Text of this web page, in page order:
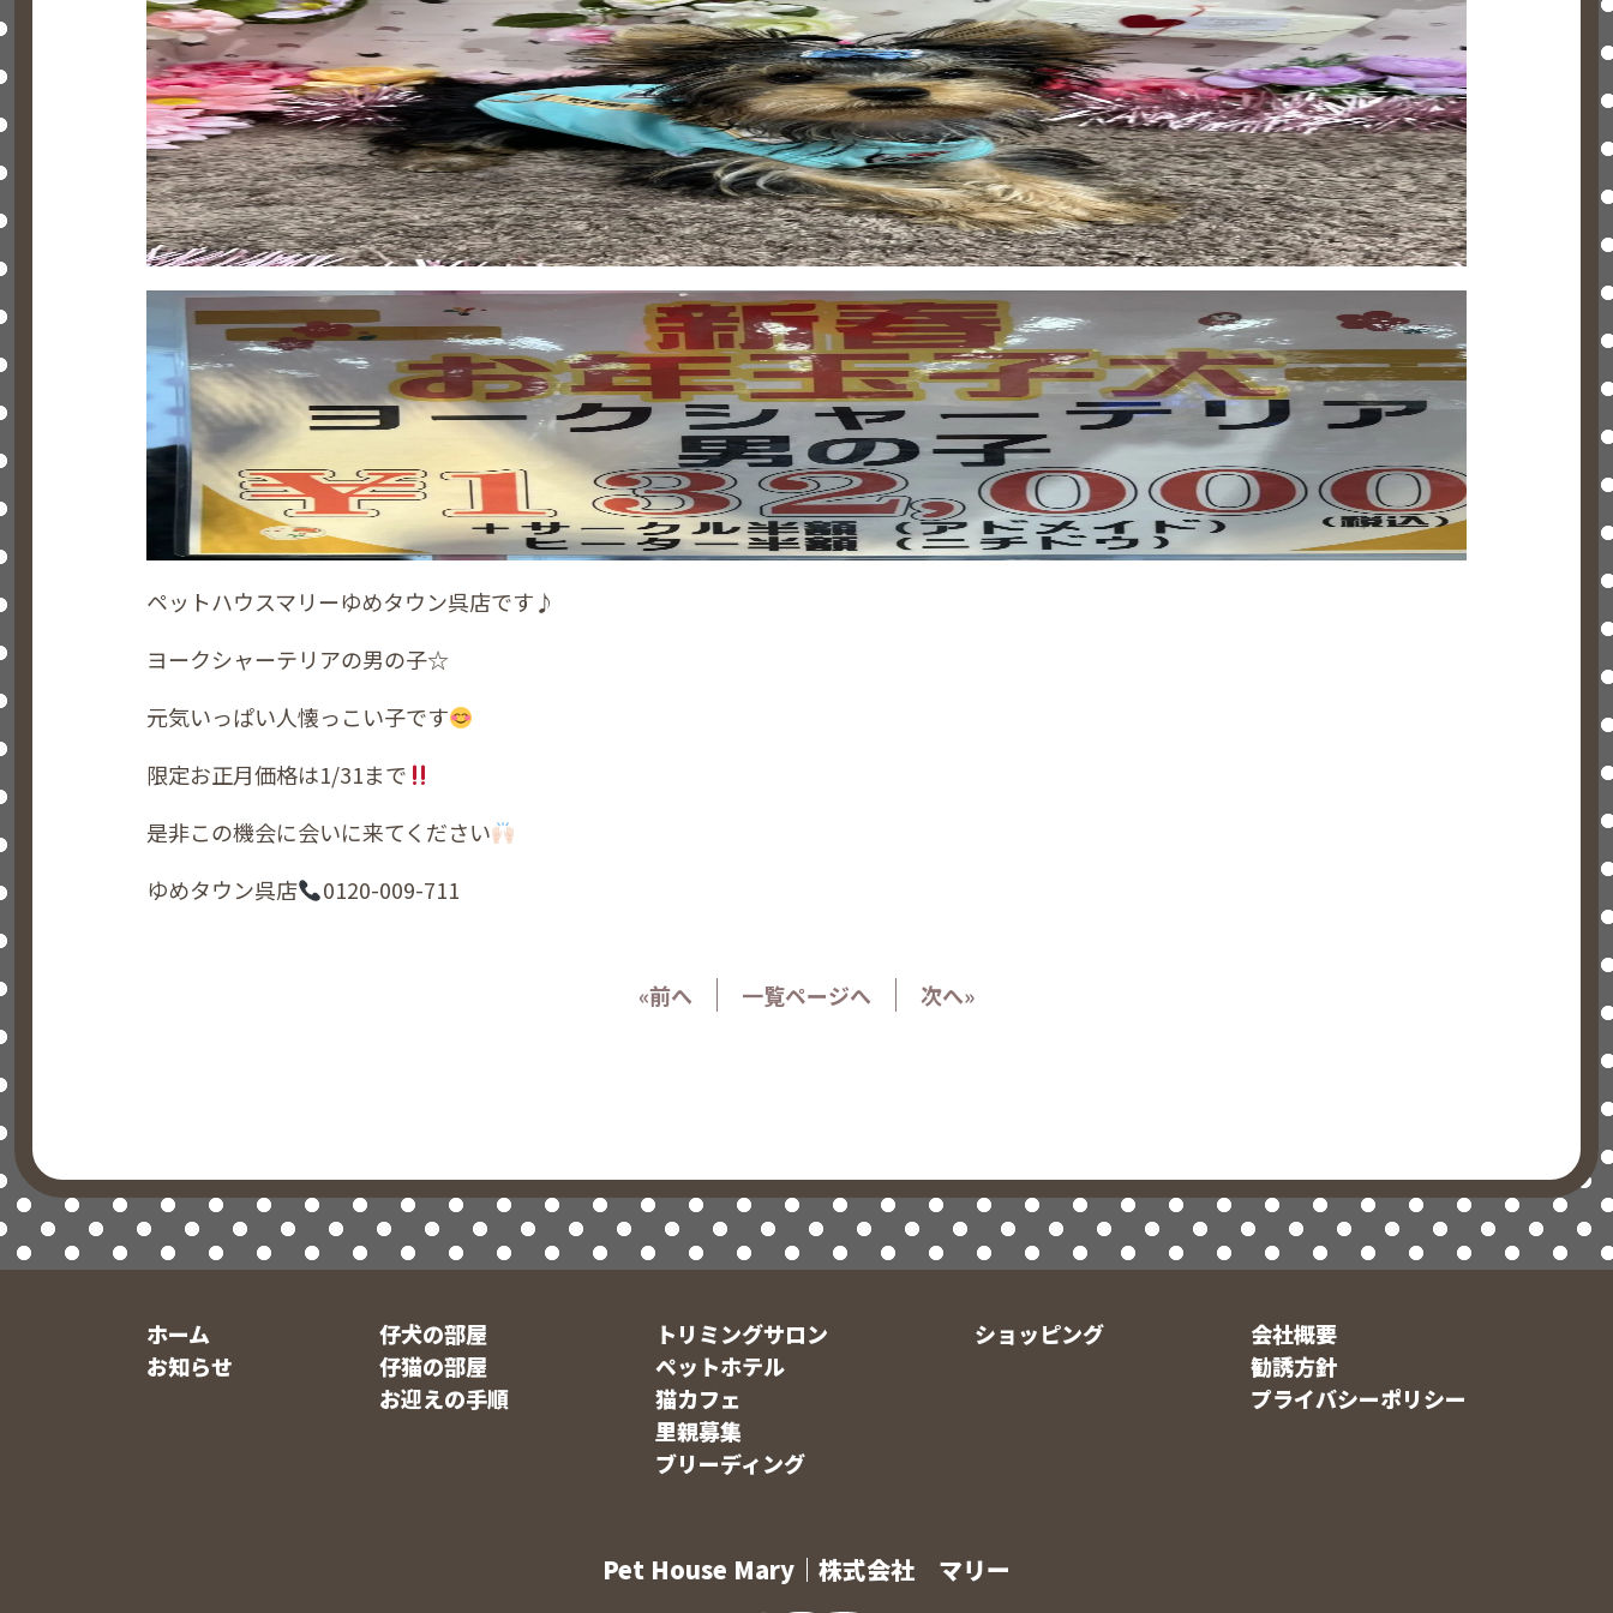
ペットハウスマリーゆめタウン呉店です♪
ヨークシャーテリアの男の子☆
元気いっぱい人懐っこい子です
限定お正月価格は1/31まで
是非この機会に会いに来てください
ゆめタウン呉店
0120-009-711
«前へ 一覧ページへ 次へ»
ホーム
お知らせ
仔犬の部屋
仔猫の部屋
お迎えの手順
トリミングサロン
ペットホテル
猫カフェ
里親募集
ブリーディング
ショッピング
会社概要
勧誘方針
プライバシーポリシー
Pet House Mary｜株式会社 マリー